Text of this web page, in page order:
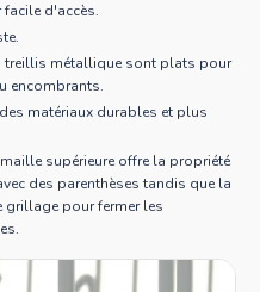
d'accès.
treillis métallique sont plats pour
encombrants.
matériaux durables et plus
supérieure offre la propriété
des parenthèses tandis que la
grillage pour fermer les